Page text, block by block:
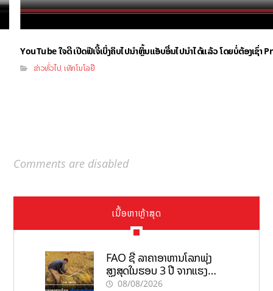
YouTube ໃຈດີ ເປີດຟີເຈີ້ເບິ່ງຄິບໄປນຳຫຼິ້ນແອັບອື່ນໄປນຳໄດ້ແລ້ວ ໂດຍບໍ່ຕ້ອງເຊົ່າ
ຂ່າວທົ່ວໄປ ,ເທັກໂນໂລຢີ
Comments are disabled
ເນື້ອຫາຫຼ້າສຸດ
FAO ຊີ້ ລາຄາອາຫານໂລກພຸ່ງ
ສູງສຸດໃນຮອບ 3 ປີ ຈາກແຮງ
ກົດດັນຂອງສົງຄາມ, El nino
08/08/2026